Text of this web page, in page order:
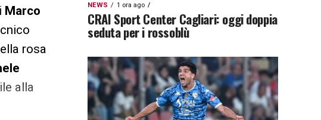
Marco
rosa
alla
NEWS 1 ora ago
CRAI Sport Center Cagliari: oggi doppia
seduta per i rossoblù